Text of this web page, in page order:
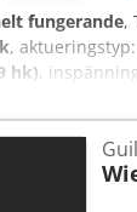
fungerande,
, aktueringstyp:
hk),
GX II
för exakt,
och
är